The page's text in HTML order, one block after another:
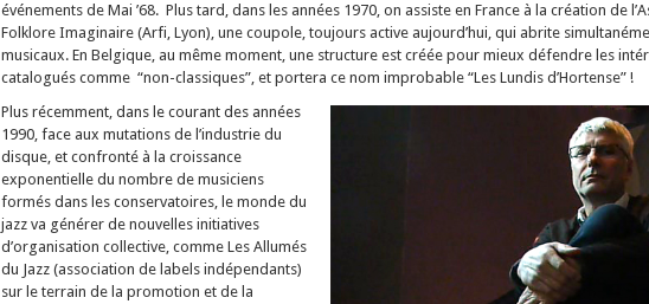
événements de Mai ’68. Plus tard, dans les années 1970, on assiste en France à la création de
Folklore Imaginaire (Arfi, Lyon), une coupole, toujours active aujourd’hui, qui abrite
musicaux. En Belgique, au même moment, une structure est créée pour mieux défendre les
catalogués comme “non-classiques”, et portera ce nom improbable “Les Lundis d’Hortense” !
Plus récemment, dans le courant des années
1990, face aux mutations de l’industrie du
disque, et confronté à la croissance
exponentielle du nombre de musiciens
formés dans les conservatoires, le monde du
jazz va générer de nouvelles initiatives
d’organisation collective, comme Les Allumés
du Jazz (association de labels indépendants)
sur le terrain de la promotion et de la